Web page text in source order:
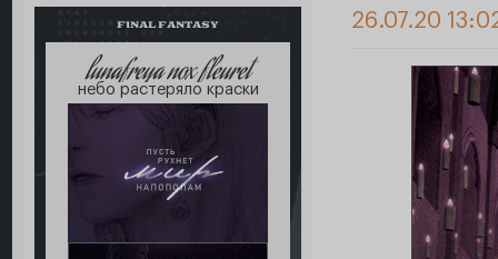
FINAL FANTASY
lunafreya nox fleuret
небо растеряло краски
26.07.20